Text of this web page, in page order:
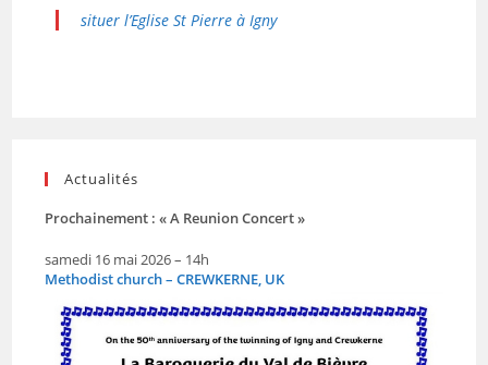
situer l’Eglise St Pierre à Igny
Actualités
Prochainement : « A Reunion Concert »
samedi 16 mai 2026 – 14h
Methodist church – CREWKERNE, UK